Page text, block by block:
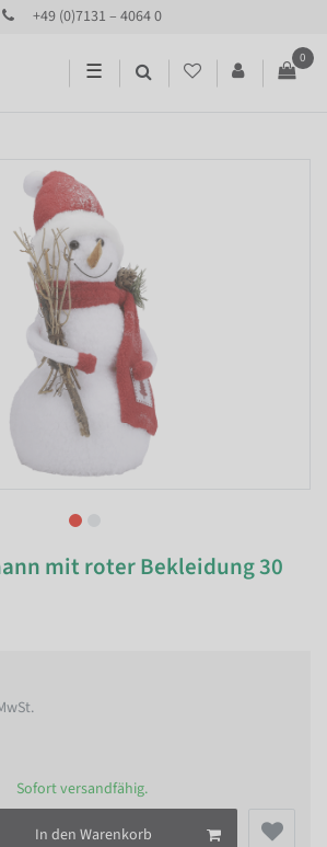
+49 (0)7131 – 4064 0
☰
0
mit roter Bekleidung 30
Sofort versandfähig.
In den Warenkorb